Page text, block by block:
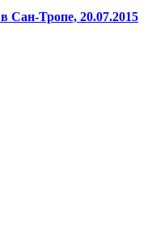
Сан-Тропе, 20.07.2015